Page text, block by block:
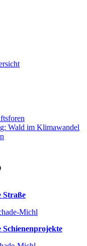
Wald im Klimawandel
Straße
Michl
Schienenprojekte